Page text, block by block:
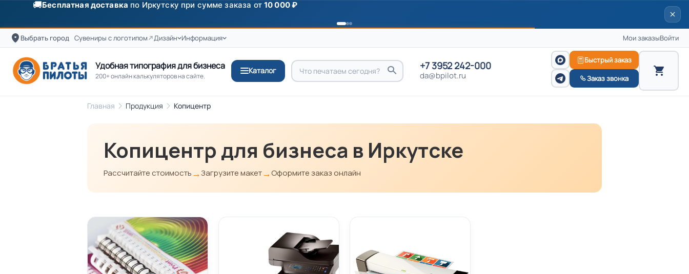
🚚Бесплатная доставка по Иркутску при сумме заказа от 10 000 ₽
Выбрать город Сувениры с логотипом Дизайн Информация Мои заказыВойти
Удобная типография для бизнеса
200+ онлайн калькуляторов на сайте.
Каталог +7 3952 242-000
da@bpilot.ru
Быстрый заказ
Заказ звонка
Главная Продукция Копицентр
Копицентр для бизнеса в Иркутске
Рассчитайте стоимость→Загрузите макет→Оформите заказ онлайн